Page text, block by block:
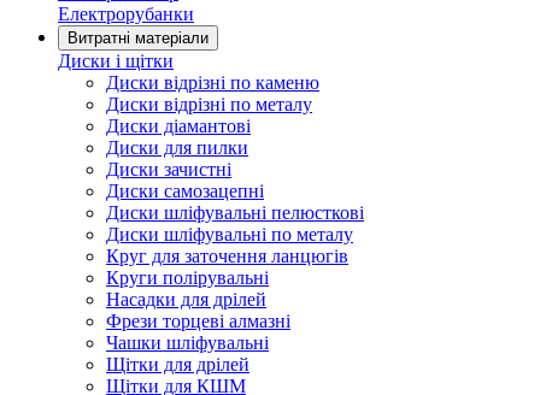
Електрорубанки
Витратні матеріали
Диски і щітки
Диски відрізні по каменю
Диски відрізні по металу
Диски діамантові
Диски для пилки
Диски зачистні
Диски самозацепні
Диски шліфувальні пелюсткові
Диски шліфувальні по металу
Круг для заточення ланцюгів
Круги полірувальні
Насадки для дрілей
Фрези торцеві алмазні
Чашки шліфувальні
Щітки для дрілей
Щітки для КШМ